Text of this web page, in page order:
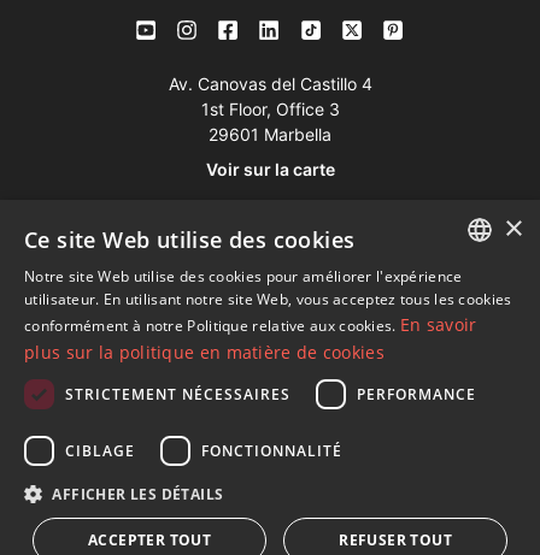
Av. Canovas del Castillo 4
1st Floor, Office 3
29601 Marbella
Voir sur la carte
Tél:+34 952 765 138
Mob:+34 601 636 766
Whatsapp:+34 952 765 138
info@dmproperties.com
www.dmproperties.com
© Copyright 1989 - 2026 Diana Morales Properties Knight
Frank ·
Termes et conditions d'utilisation du site Web
Web et référencement
ENGLISH
SPANISH
×
Ce site Web utilise des cookies
Notre site Web utilise des cookies pour améliorer l'expérience
utilisateur. En utilisant notre site Web, vous acceptez tous les cookies
conformément à notre Politique relative aux cookies. En savoir
plus sur la politique en matière de cookies
STRICTEMENT NÉCESSAIRES PERFORMANCE
CIBLAGE FONCTIONNALITÉ
AFFICHER LES DÉTAILS
ACCEPTER TOUT REFUSER TOUT